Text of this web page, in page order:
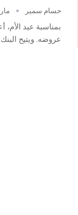
حسام سمير مارس
بمناسبة عيد
عروضه. ويتيح